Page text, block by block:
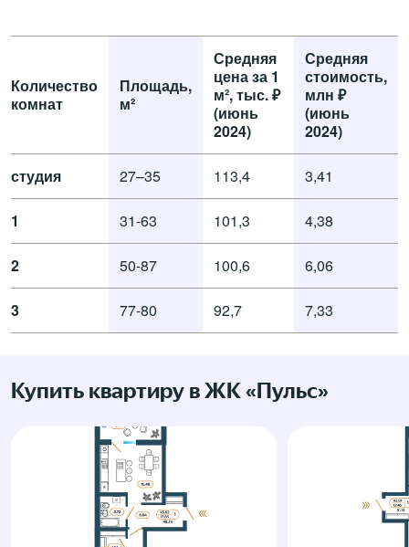
Количество
комнат
Площадь,
м²
Средняя
цена за 1
м², тыс. ₽
(июнь
2024)
Средняя
стоимость,
млн ₽
(июнь
2024)
студия 27–35 113,4 3,41
1 31-63 101,3 4,38
2 50-87 100,6 6,06
3 77-80 92,7 7,33
Купить квартиру в ЖК «Пульс»